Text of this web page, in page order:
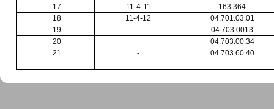
17
11-4-11
163.364
18
11-4-12
04.701.03.01
19
-
04.703.0013
20
04.703.00.34
21
- 04.703.60.40